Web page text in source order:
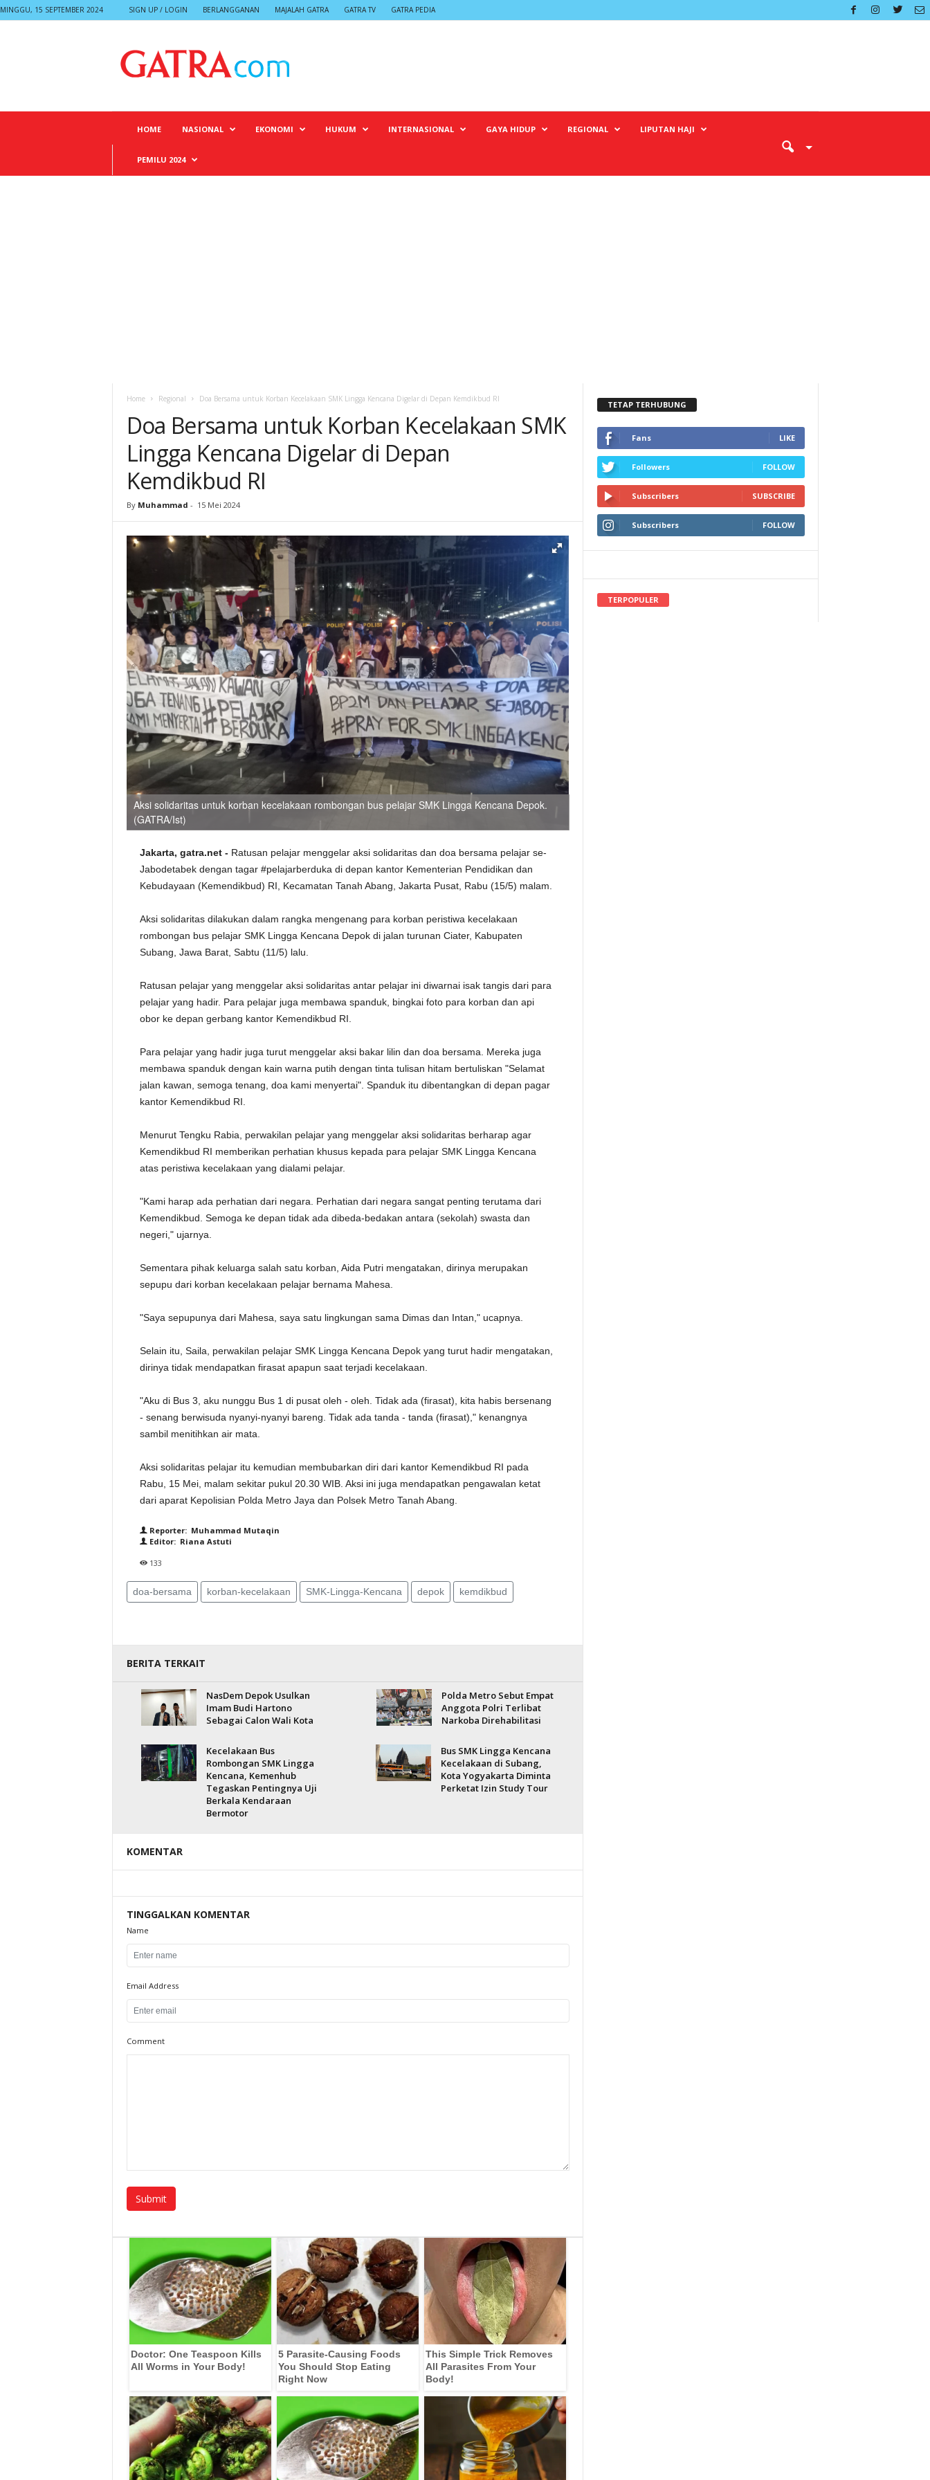
MINGGU, 15 SEPTEMBER 2024 SIGN UP / LOGIN BERLANGGANAN MAJALAH GATRA GATRA TV GATRA PEDIA
HOME NASIONAL EKONOMI HUKUM INTERNASIONAL GAYA HIDUP REGIONAL LIPUTAN HAJI
PEMILU 2024
Home Regional Doa Bersama untuk Korban Kecelakaan SMK Lingga Kencana Digelar di Depan Kemdikbud RI
Doa Bersama untuk Korban Kecelakaan SMK
Lingga Kencana Digelar di Depan
Kemdikbud RI
By Muhammad - 15 Mei 2024
Aksi solidaritas untuk korban kecelakaan rombongan bus pelajar SMK Lingga Kencana Depok.
(GATRA/Ist)
Jakarta, gatra.net - Ratusan pelajar menggelar aksi solidaritas dan doa bersama pelajar se-
Jabodetabek dengan tagar #pelajarberduka di depan kantor Kementerian Pendidikan dan
Kebudayaan (Kemendikbud) RI, Kecamatan Tanah Abang, Jakarta Pusat, Rabu (15/5) malam.
Aksi solidaritas dilakukan dalam rangka mengenang para korban peristiwa kecelakaan
rombongan bus pelajar SMK Lingga Kencana Depok di jalan turunan Ciater, Kabupaten
Subang, Jawa Barat, Sabtu (11/5) lalu.
Ratusan pelajar yang menggelar aksi solidaritas antar pelajar ini diwarnai isak tangis dari para
pelajar yang hadir. Para pelajar juga membawa spanduk, bingkai foto para korban dan api
obor ke depan gerbang kantor Kemendikbud RI.
Para pelajar yang hadir juga turut menggelar aksi bakar lilin dan doa bersama. Mereka juga
membawa spanduk dengan kain warna putih dengan tinta tulisan hitam bertuliskan "Selamat
jalan kawan, semoga tenang, doa kami menyertai". Spanduk itu dibentangkan di depan pagar
kantor Kemendikbud RI.
Menurut Tengku Rabia, perwakilan pelajar yang menggelar aksi solidaritas berharap agar
Kemendikbud RI memberikan perhatian khusus kepada para pelajar SMK Lingga Kencana
atas peristiwa kecelakaan yang dialami pelajar.
"Kami harap ada perhatian dari negara. Perhatian dari negara sangat penting terutama dari
Kemendikbud. Semoga ke depan tidak ada dibeda-bedakan antara (sekolah) swasta dan
negeri," ujarnya.
Sementara pihak keluarga salah satu korban, Aida Putri mengatakan, dirinya merupakan
sepupu dari korban kecelakaan pelajar bernama Mahesa.
"Saya sepupunya dari Mahesa, saya satu lingkungan sama Dimas dan Intan," ucapnya.
Selain itu, Saila, perwakilan pelajar SMK Lingga Kencana Depok yang turut hadir mengatakan,
dirinya tidak mendapatkan firasat apapun saat terjadi kecelakaan.
"Aku di Bus 3, aku nunggu Bus 1 di pusat oleh - oleh. Tidak ada (firasat), kita habis bersenang
- senang berwisuda nyanyi-nyanyi bareng. Tidak ada tanda - tanda (firasat)," kenangnya
sambil menitihkan air mata.
Aksi solidaritas pelajar itu kemudian membubarkan diri dari kantor Kemendikbud RI pada
Rabu, 15 Mei, malam sekitar pukul 20.30 WIB. Aksi ini juga mendapatkan pengawalan ketat
dari aparat Kepolisian Polda Metro Jaya dan Polsek Metro Tanah Abang.
Reporter: Muhammad Mutaqin
Editor: Riana Astuti
133
doa-bersama korban-kecelakaan SMK-Lingga-Kencana depok kemdikbud
BERITA TERKAIT
NasDem Depok Usulkan
Imam Budi Hartono
Sebagai Calon Wali Kota
Polda Metro Sebut Empat
Anggota Polri Terlibat
Narkoba Direhabilitasi
Kecelakaan Bus
Rombongan SMK Lingga
Kencana, Kemenhub
Tegaskan Pentingnya Uji
Berkala Kendaraan
Bermotor
Bus SMK Lingga Kencana
Kecelakaan di Subang,
Kota Yogyakarta Diminta
Perketat Izin Study Tour
KOMENTAR
TINGGALKAN KOMENTAR
Name
Email Address
Comment
Doctor: One Teaspoon Kills
All Worms in Your Body!
5 Parasite-Causing Foods
You Should Stop Eating
Right Now
This Simple Trick Removes
All Parasites From Your
Body!
TETAP TERHUBUNG
Fans LIKE
Followers FOLLOW
Subscribers SUBSCRIBE
Subscribers FOLLOW